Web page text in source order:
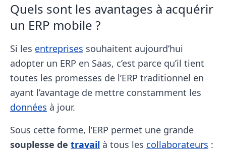
Quels sont les avantages à acquérir
un ERP mobile ?
Si les entreprises souhaitent aujourd’hui
adopter un ERP en Saas, c’est parce qu’il tient
toutes les promesses de l’ERP traditionnel en
ayant l’avantage de mettre constamment les
données à jour.
Sous cette forme, l’ERP permet une grande
souplesse de travail à tous les collaborateurs :